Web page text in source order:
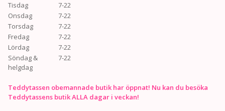
Tisdag
7-22
Onsdag
7-22
Torsdag
7-22
Fredag
7-22
Lördag
7-22
Söndag &
helgdag
7-22
Teddytassen obemannade butik har öppnat! Nu kan du besöka
Teddytassens butik ALLA dagar i veckan!